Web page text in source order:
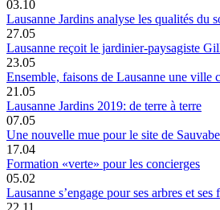
03.10
Lausanne Jardins analyse les qualités du
27.05
Lausanne reçoit le jardinier-paysagiste
23.05
Ensemble, faisons de Lausanne une ville
21.05
Lausanne Jardins 2019: de terre à terre
07.05
Une nouvelle mue pour le site de
17.04
Formation «verte» pour les concierges
05.02
Lausanne s’engage pour ses arbres et ses
22.11